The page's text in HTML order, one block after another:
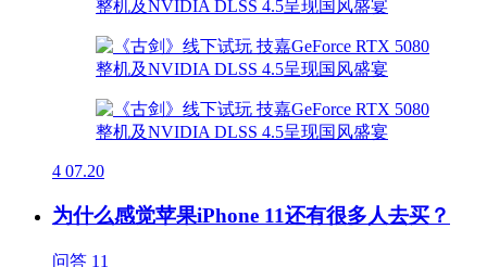
4 07.20
为什么感觉苹果iPhone 11还有很多人去买？
问答 11